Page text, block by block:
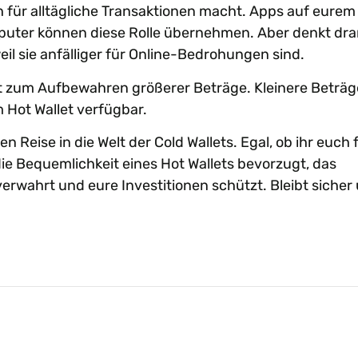
alltägliche Transaktionen macht. Apps auf eurem
können diese Rolle übernehmen. Aber denkt
sie anfälliger für Online-Bedrohungen sind.
Aufbewahren größerer Beträge. Kleinere
Wallet verfügbar.
Reise in die Welt der Cold Wallets. Egal, ob ihr euch
Bequemlichkeit eines Hot Wallets bevorzugt, das
und eure Investitionen schützt. Bleibt sicher